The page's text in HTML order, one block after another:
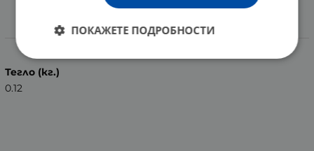
Характеристики
Тегло (кг.)
0.12
ПОКАЖЕТЕ ПОДРОБНОСТИ